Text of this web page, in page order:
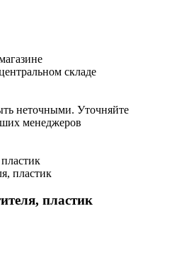
складе
неточными. Уточняйте
менеджеров
пластик